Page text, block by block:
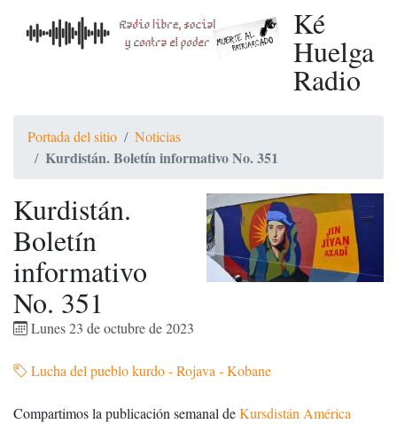
Ké
Huelga
Radio
Portada del sitio Noticias
Kurdistán. Boletín informativo No. 351
Kurdistán.
Boletín
informativo
No. 351
Lunes 23 de octubre de 2023
Lucha del pueblo kurdo - Rojava - Kobane
Compartimos la publicación semanal deKursdistán América